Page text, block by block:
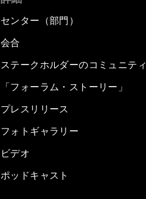
センター（部門）
会合
ステークホルダーのコミュニティ
「フォーラム・ストーリー」
プレスリリース
フォトギャラリー
ビデオ
ポッドキャスト